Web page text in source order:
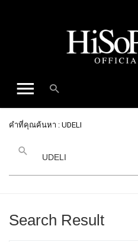
คำที่คุณค้นหา : UDELI
Search Result